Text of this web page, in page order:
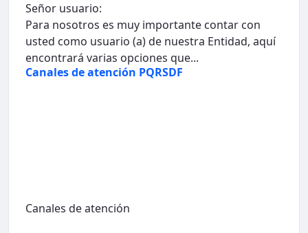
Señor usuario:
Para nosotros es muy importante contar con
usted como usuario (a) de nuestra Entidad, aquí
encontrará varias opciones que...
Canales de atención PQRSDF
Canales de atención